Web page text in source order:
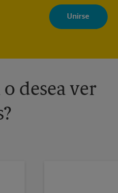
Al registrarse, acepta
con noticias, ofertas
adaptados a sus intereses.
momento. Para más
información, contacte al
desea ver